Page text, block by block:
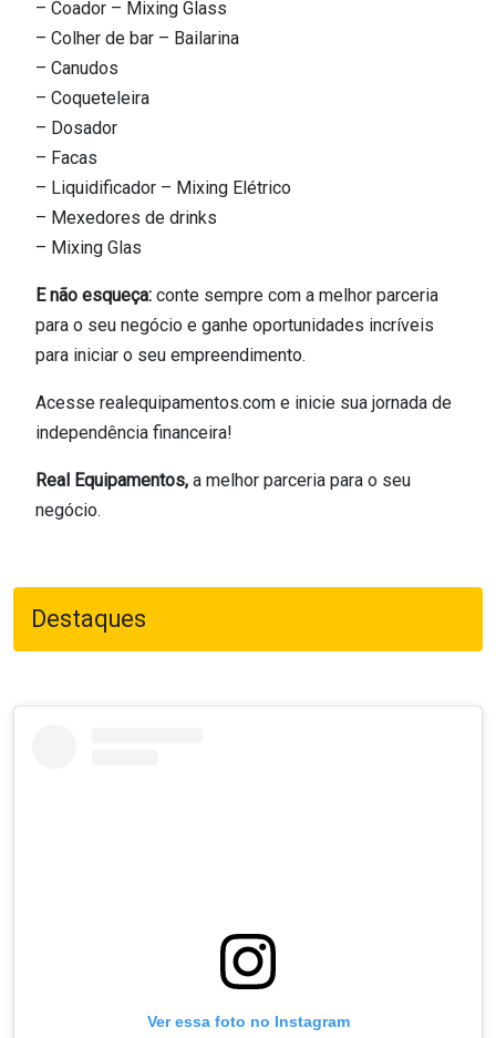
– Coador – Mixing Glass
– Colher de bar – Bailarina
– Canudos
– Coqueteleira
– Dosador
– Facas
– Liquidificador – Mixing Elétrico
– Mexedores de drinks
– Mixing Glas
E não esqueça: conte sempre com a melhor parceria
para o seu negócio e ganhe oportunidades incríveis
para iniciar o seu empreendimento.
Acesse realequipamentos.com e inicie sua jornada de
independência financeira!
Real Equipamentos, a melhor parceria para o seu
negócio.
Destaques
Ver essa foto no Instagram